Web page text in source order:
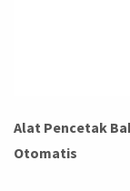
Alat Pencetak
Otomatis